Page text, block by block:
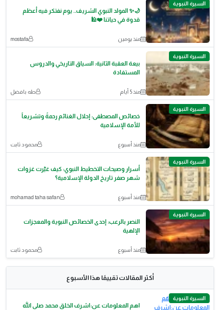
السيرة النبوية
🌙✨ المولد النبوي الشريف.. يوم نفتكر فيه أعظم
قدوة في حياتنا ❤️🕌
منذ يومين mostafa
السيرة النبوية
بيعة العقبة الثانية: السياق التاريخي والدروس
المستفادة
منذ 5 أيام طه بافضل
السيرة النبوية
خصائص المصطفى: إحلال الغنائم رحمةً وتشريعاً
للأمة الإسلامية
منذ أسبوع محمود ثابت
السيرة النبوية
أسرار وصيحات التخطيط النبوي: كيف غيّرت غزوات
شهر صفر تاريخ الدولة الإسلامية؟
منذ أسبوع mohamad taha safan
السيرة النبوية
النصر بالرعب: إحدى الخصائص النبوية والمعجزات
الإلهية
منذ أسبوع محمود ثابت
أكثر المقالات تقييمًا هذا الأسبوع
السيرة النبوية
اهم المعلومات عن:اشرف الخلق محمد صلى الله